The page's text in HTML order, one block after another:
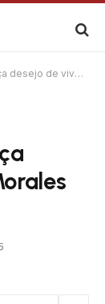
Morales em live-action